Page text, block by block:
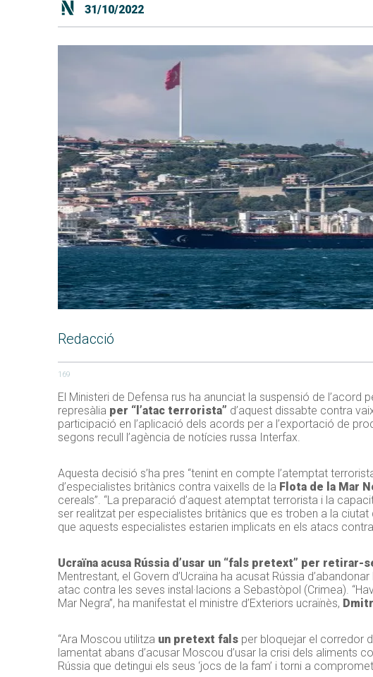
31/10/2022
Redacció
169
El Ministeri de Defensa rus ha anunciat la suspensió de
represàlia per “l’atac terrorista” d’aquest dissabte contra
participació en l’aplicació dels acords per a l’exportació de
segons recull l’agència de notícies russa Interfax.
Aquesta decisió s’ha pres “tenint en compte l’atemptat
d’especialistes britànics contra vaixells de la Flota de la Mar
cereals”. “La preparació d’aquest atemptat terrorista i la
ser realitzat per especialistes britànics que es troben a la
que aquests especialistes estarien implicats en els atacs
Ucraïna acusa Rússia d’usar un “fals pretext” per retirar-
Mentrestant, el Govern d’Ucraïna ha acusat Rússia
atac contra les seves instal·lacions a Sebastòpol (Crimea).
Mar Negra”, ha manifestat el ministre d’Exteriors ucraïnès,
“Ara Moscou utilitza un pretext fals per bloquejar el corredor
lamentat abans d’acusar Moscou d’usar la crisi dels aliments
Rússia que detingui els seus ‘jocs de la fam’ i torni a